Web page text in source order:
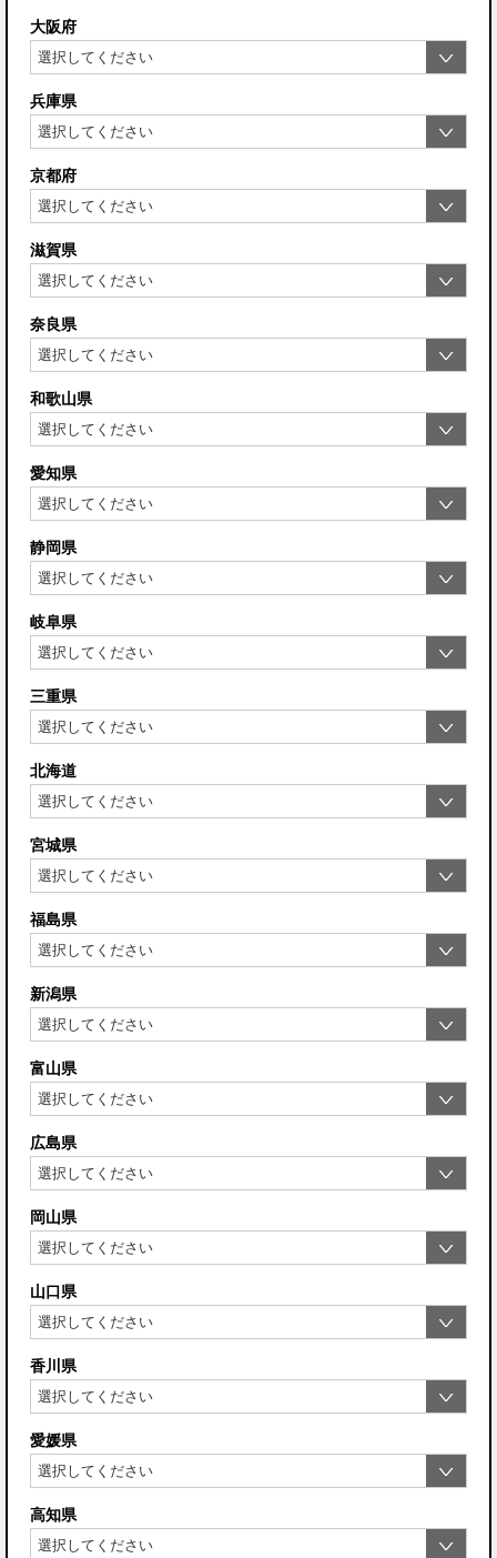
大阪府
兵庫県
京都府
滋賀県
奈良県
和歌山県
愛知県
静岡県
岐阜県
三重県
北海道
宮城県
福島県
新潟県
富山県
広島県
岡山県
山口県
香川県
愛媛県
高知県